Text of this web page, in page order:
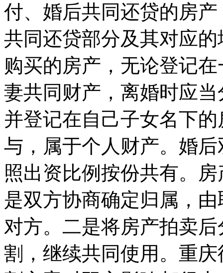
付、婚后共同还贷的房
共同还贷部分及其对应
购买的房产，无论登记
妻共同财产，离婚时应
并登记在自己子女名下
与，属于个人财产。婚
照出资比例按份共有。
是双方协商确定归属，
对方。二是将房产拍卖
割，继续共同使用。重